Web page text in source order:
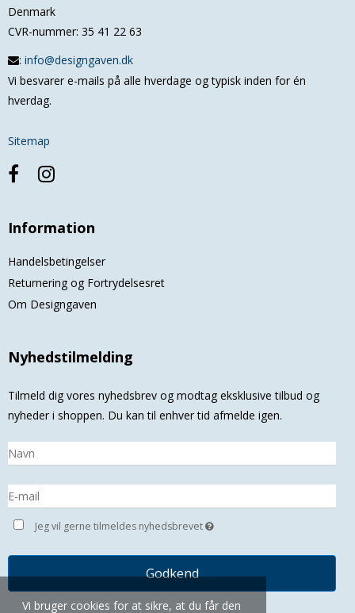
Vi bruger cookies for at sikre, at du får den
Denmark
CVR-nummer: 35 41 22 63
: info@designgaven.dk
Vi besvarer e-mails på alle hverdage og typisk inden for én
hverdag.
Sitemap
Information
Handelsbetingelser
Returnering og Fortrydelsesret
Om Designgaven
Nyhedstilmelding
Tilmeld dig vores nyhedsbrev og modtag eksklusive tilbud og
nyheder i shoppen. Du kan til enhver tid afmelde igen.
Jeg vil gerne tilmeldes nyhedsbrevet
Godkend